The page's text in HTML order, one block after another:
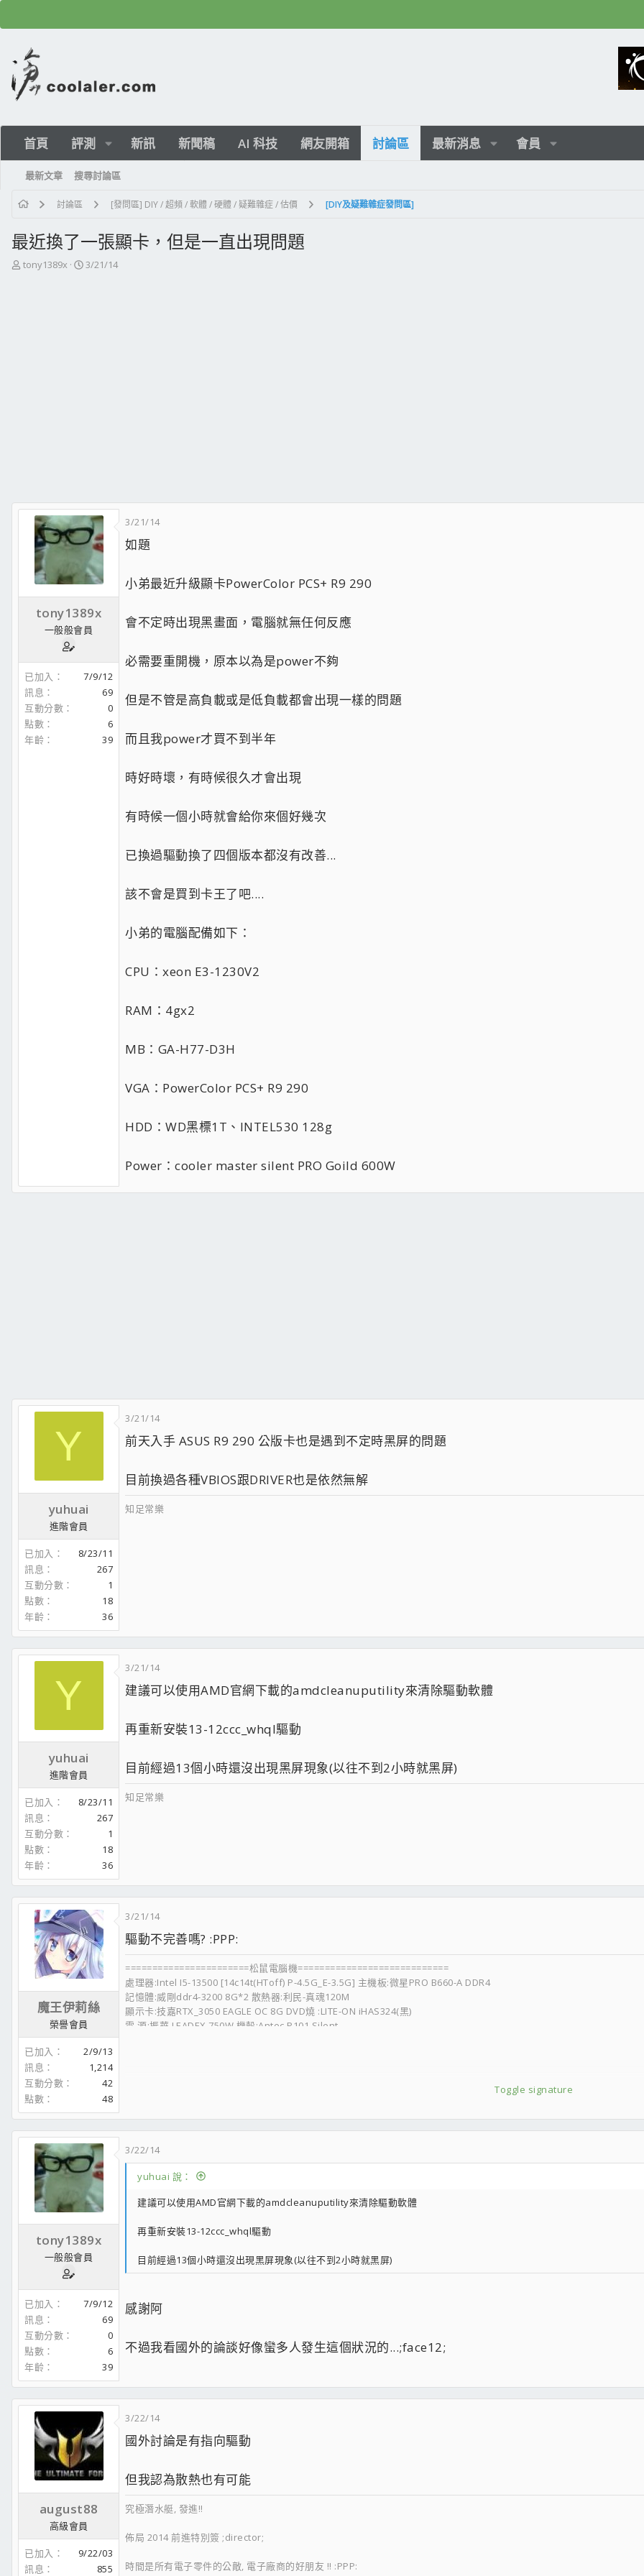
首頁 評測 新訊 新聞稿 AI 科技 網友開箱 討論區 最新消息 會員
最新文章 搜尋討論區
討論區 [發問區] DIY / 超頻 / 軟體 / 硬體 / 疑難雜症 / 估價 [DIY及疑難雜症發問區]
最近換了一張顯卡，但是一直出現問題
主
tony1389x
開
3/21/14
tony1389x
一般般會員
已加入
7/9/12
訊息
69
互動分數
0
點數
6
年齡
39
3/21/14
如題
小弟最近升級顯卡PowerColor PCS+ R9 290
會不定時出現黑畫面，電腦就無任何反應
必需要重開機，原本以為是power不夠
但是不管是高負載或是低負載都會出現一樣的問題
而且我power才買不到半年
時好時壞，有時候很久才會出現
有時候一個小時就會給你來個好幾次
已換過驅動換了四個版本都沒有改善...
該不會是買到卡王了吧....
小弟的電腦配備如下：
CPU：xeon E3-1230V2
RAM：4gx2
MB：GA-H77-D3H
VGA：PowerColor PCS+ R9 290
HDD：WD黑標1T、INTEL530 128g
Power：cooler master silent PRO Goild 600W
Y
yuhuai
進階會員
已加入
8/23/11
訊息
267
互動分數
1
點數
18
年齡
36
3/21/14
前天入手 ASUS R9 290 公版卡也是遇到不定時黑屏的問題
目前換過各種VBIOS跟DRIVER也是依然無解
知足常樂
Y
yuhuai
進階會員
已加入
8/23/11
訊息
267
互動分數
1
點數
18
年齡
36
3/21/14
建議可以使用AMD官網下載的amdcleanuputility來清除驅動軟體
再重新安裝13-12ccc_whql驅動
目前經過13個小時還沒出現黑屏現象(以往不到2小時就黑屏)
知足常樂
魔王伊莉絲
榮譽會員
已加入
2/9/13
訊息
1,214
互動分數
42
點數
48
3/21/14
驅動不完善嗎? :PPP:
Toggle signature
=======================松鼠電腦機============================
處理器:Intel I5-13500 [14c14t(HToff) P-4.5G_E-3.5G] 主機板:微星PRO B660-A DDR4
記憶體:威剛ddr4-3200 8G*2 散熱器:利民-真魂120M
顯示卡:技嘉RTX_3050 EAGLE OC 8G DVD燒 :LITE-ON iHAS324(黑)
電 源:振華 LEADEX 750W 機殼:Antec P101 Silent
tony1389x
一般般會員
已加入
7/9/12
訊息
69
互動分數
0
點數
6
年齡
39
3/22/14
yuhuai 說：
建議可以使用AMD官網下載的amdcleanuputility來清除驅動軟體
再重新安裝13-12ccc_whql驅動
目前經過13個小時還沒出現黑屏現象(以往不到2小時就黑屏)
感謝阿
不過我看國外的論談好像蠻多人發生這個狀況的...;face12;
august88
高級會員
已加入
9/22/03
訊息
855
3/22/14
國外討論是有指向驅動
但我認為散熱也有可能
究極潛水艇, 發進!!
佈局 2014 前進特別簽 ;director;
時間是所有電子零件的公敵, 電子廠商的好朋友 !! :PPP: